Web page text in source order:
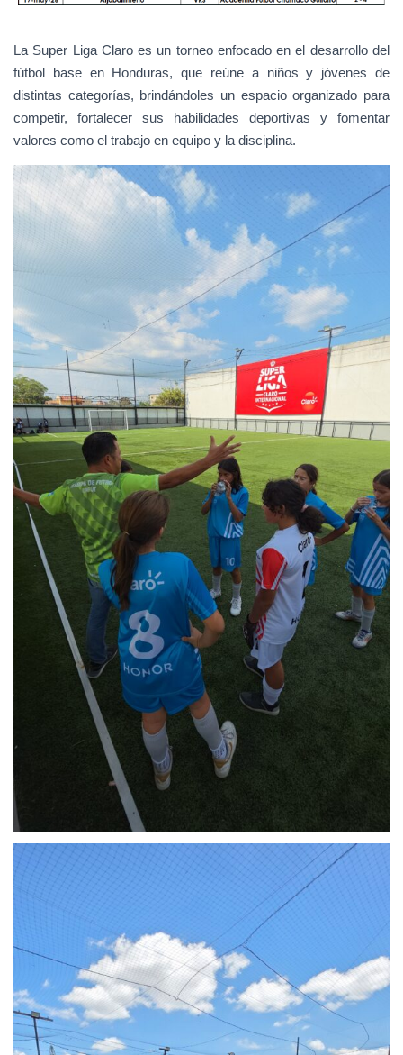
La Super Liga Claro es un torneo enfocado en el desarrollo del
fútbol base en Honduras, que reúne a niños y jóvenes de
distintas categorías, brindándoles un espacio organizado para
competir, fortalecer sus habilidades deportivas y fomentar
valores como el trabajo en equipo y la disciplina.